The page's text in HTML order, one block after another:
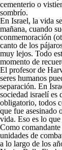
cementerio o
sombrío.
En Israel, la vida
mañana, cuando
conmemoración
canto de los
muy lejos. Todo
momento de
El profesor de
seres humanos
separación. En
sociedad israelí es
obligatorio, todos
que fue asesinado
vida. Eso es lo
Como
unidades de
a lo largo de los